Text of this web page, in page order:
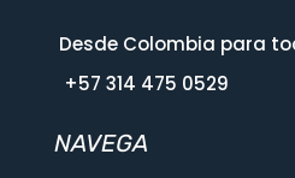
Desde Colombia para
+57 314 475 0529
NAVEGA